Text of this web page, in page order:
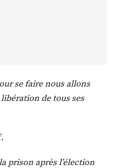
se faire nous allons
de tous ses
prison après l’élection